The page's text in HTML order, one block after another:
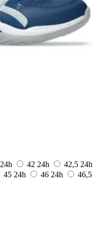
24h 42 24h 42,5 24h
45 24h 46 24h
46,5